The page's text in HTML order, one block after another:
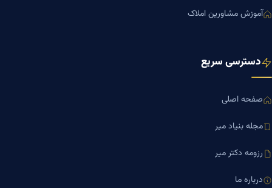
آموزش مشاورین املاک
دسترسی سریع
صفحه اصلی
مجله بنیاد میر
رزومه دکتر میر
درباره ما